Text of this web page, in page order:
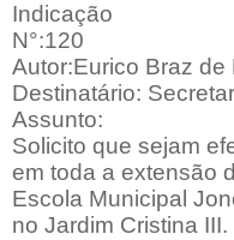
Indicação
N°:120
Autor:Eurico Braz de
Destinatário:
Assunto:
Solicito que sejam
em toda a extensão
Escola Municipal
no Jardim Cristina III.